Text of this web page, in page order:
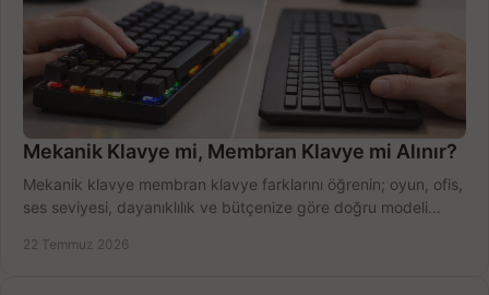
Mekanik Klavye mi, Membran Klavye mi Alınır?
Mekanik klavye membran klavye farklarını öğrenin; oyun, ofis,
ses seviyesi, dayanıklılık ve bütçenize göre doğru modeli
22 Temmuz 2026